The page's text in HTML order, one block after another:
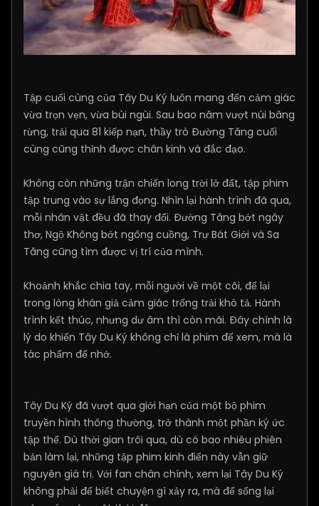
Tập cuối cùng của Tây Du Ký luôn mang đến cảm giác
vừa trọn vẹn, vừa bùi ngùi. Sau bao năm vượt núi băng
rừng, trải qua 81 kiếp nạn, thầy trò Đường Tăng cuối
cùng cũng thỉnh được chân kinh và đắc đạo.
Không còn những trận chiến long trời lở đất, tập phim
tập trung vào sự lắng đọng. Nhìn lại hành trình đã qua,
mỗi nhân vật đều đã thay đổi. Đường Tăng bớt ngây
thơ, Ngộ Không bớt ngông cuồng, Trư Bát Giới và Sa
Tăng cũng tìm được vị trí của mình.
Khoảnh khắc chia tay, mỗi người về một cõi, để lại
trong lòng khán giả cảm giác trống trải khó tả. Hành
trình kết thúc, nhưng dư âm thì còn mãi. Đây chính là
lý do khiến Tây Du Ký không chỉ là phim để xem, mà là
tác phẩm để nhớ.
Tây Du Ký đã vượt qua giới hạn của một bộ phim
truyền hình thông thường, trở thành một phần ký ức
tập thể. Dù thời gian trôi qua, dù có bao nhiêu phiên
bản làm lại, những tập phim kinh điển này vẫn giữ
nguyên giá trị. Với fan chân chính, xem lại Tây Du Ký
không phải để biết chuyện gì xảy ra, mà để sống lại